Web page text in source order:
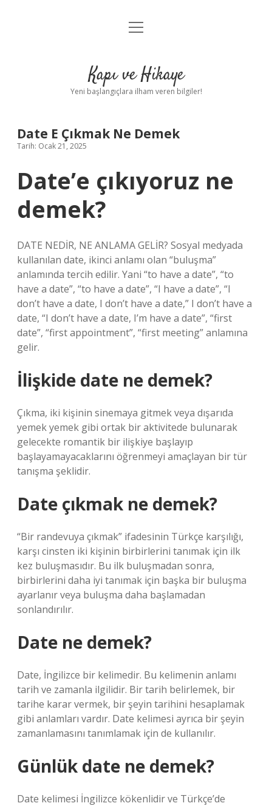
Anasayfa
Yasal Uyarı
menüyü
Kapı ve Hikaye
Yeni başlangıçlara ilham veren bilgiler!
Date E Çıkmak Ne Demek
Tarih: Ocak 21, 2025
Date’e çıkıyoruz ne
demek?
DATE NEDİR, NE ANLAMA GELİR? Sosyal medyada
kullanılan date, ikinci anlamı olan “buluşma”
anlamında tercih edilir. Yani “to have a date”, “to
have a date”, “to have a date”, “I have a date”, “I
don’t have a date, I don’t have a date,” I don’t have a
date, “I don’t have a date, I’m have a date”, “first
date”, “first appointment”, “first meeting” anlamına
gelir.
İlişkide date ne demek?
Çıkma, iki kişinin sinemaya gitmek veya dışarıda
yemek yemek gibi ortak bir aktivitede bulunarak
gelecekte romantik bir ilişkiye başlayıp
başlayamayacaklarını öğrenmeyi amaçlayan bir tür
tanışma şeklidir.
Date çıkmak ne demek?
“Bir randevuya çıkmak” ifadesinin Türkçe karşılığı,
karşı cinsten iki kişinin birbirlerini tanımak için ilk
kez buluşmasıdır. Bu ilk buluşmadan sonra,
birbirlerini daha iyi tanımak için başka bir buluşma
ayarlanır veya buluşma daha başlamadan
sonlandırılır.
Date ne demek?
Date, İngilizce bir kelimedir. Bu kelimenin anlamı
tarih ve zamanla ilgilidir. Bir tarih belirlemek, bir
tarihe karar vermek, bir şeyin tarihini hesaplamak
gibi anlamları vardır. Date kelimesi ayrıca bir şeyin
zamanlamasını tanımlamak için de kullanılır.
Günlük date ne demek?
Date kelimesi İngilizce kökenlidir ve Türkçe’de